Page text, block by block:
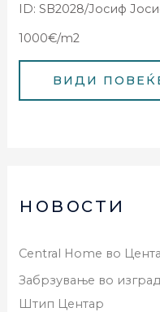
ID: SB2028/Јосиф
1000€/m2
новости
Central Home во
Забрзување во
Штип Центар